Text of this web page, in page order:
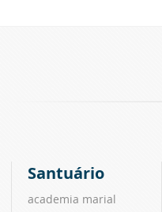
Santuário
academia marial